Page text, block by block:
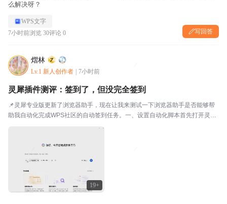
么解决呀？
WPS文字
7小时前浏览 30评论 0 写回答
熠林
Lv.1 新人创作者 7小时前
19+
灵犀插件测评：签到了，但没完全签到
📌灵犀专业版更新了浏览器助手，现在让我来测试一下浏览器助手是否能够帮
助我自动化完成WPS社区的自动签到任务。一、设置自动化脚本首先打开灵犀